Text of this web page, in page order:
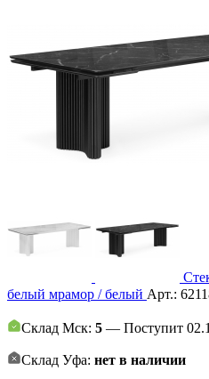
белый мрамор / белый Арт.:
Склад Мск: 5 — Поступит
Склад Уфа: нет в наличии